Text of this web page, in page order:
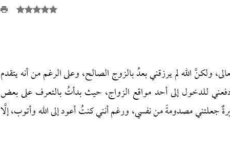
الله تعالى، ولكنَّ الله لم يرزقني بعدُ بالزوج الصالح، وعلى الرغم من أنه يتقدم
دفعني للدخول إلى أحد مواقع الزواج، حيث بدأتُ بالتعرف على بعض
جعلتني مصدومةً من نفسي، ورغم أنني كنتُ أعود إلى الله وأتوب، إلَّا